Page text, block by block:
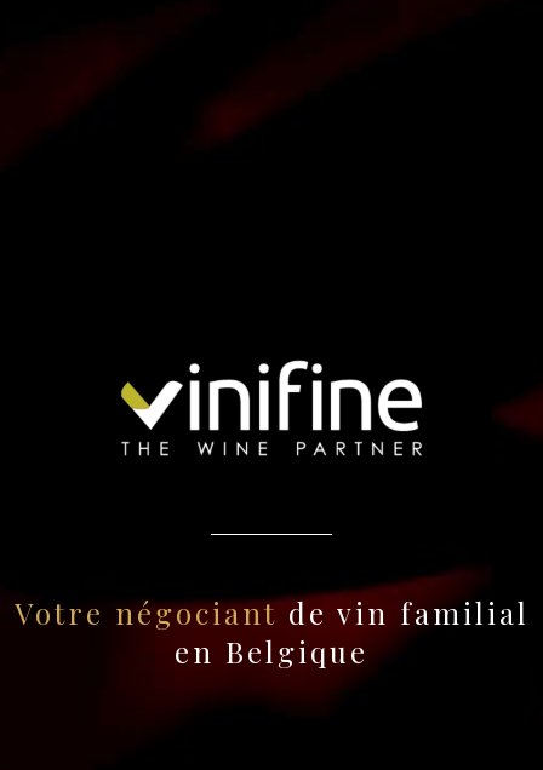
Votre négociantde vin familial
en Belgique